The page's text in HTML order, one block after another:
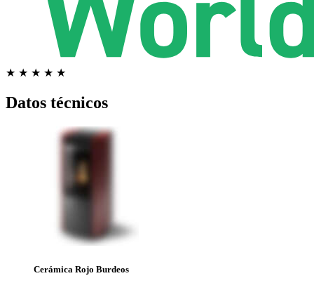
★ ★ ★ ★ ★
Datos técnicos
Cerámica Rojo Burdeos